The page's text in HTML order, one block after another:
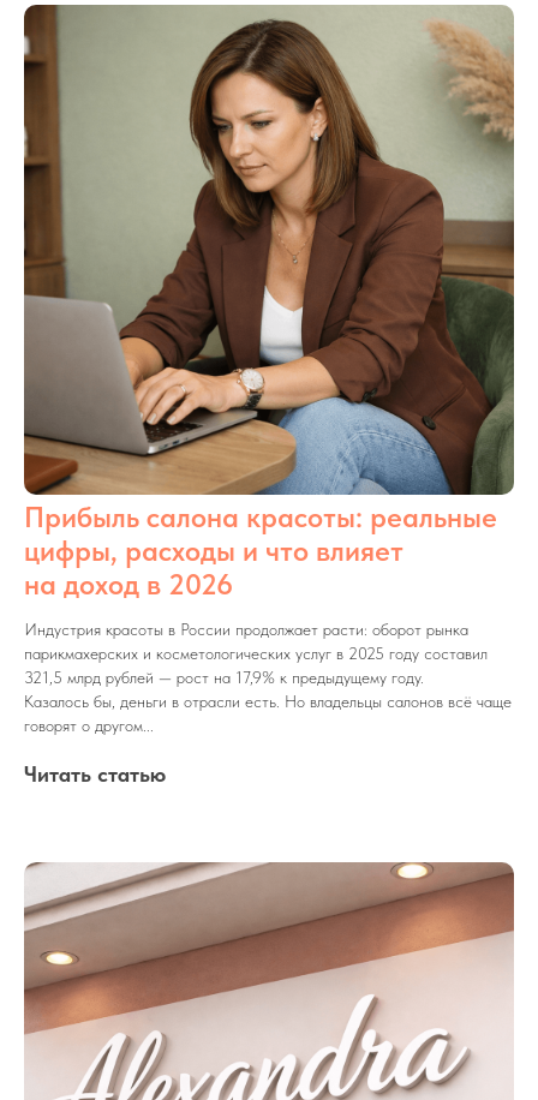
Прибыль салона красоты: реальные
цифры, расходы и что влияет
на доход в 2026
Индустрия красоты в России продолжает расти: оборот рынка
парикмахерских и косметологических услуг в 2025 году составил
321,5 млрд рублей — рост на 17,9% к предыдущему году.
Казалось бы, деньги в отрасли есть. Но владельцы салонов всё чаще
говорят о другом...
Читать статью